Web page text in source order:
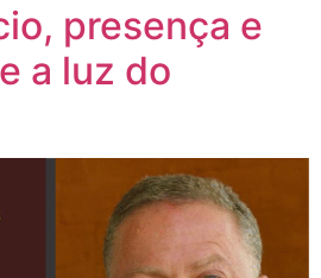
presença e
a luz do